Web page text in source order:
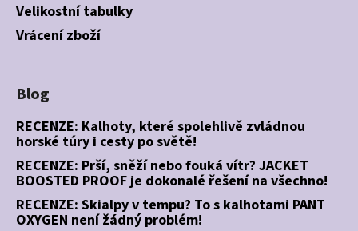
Velikostní tabulky
Vrácení zboží
Blog
RECENZE: Kalhoty, které spolehlivě zvládnou
horské túry i cesty po světě!
RECENZE: Prší, sněží nebo fouká vítr? JACKET
BOOSTED PROOF je dokonalé řešení na všechno!
RECENZE: Skialpy v tempu? To s kalhotami PANT
OXYGEN není žádný problém!